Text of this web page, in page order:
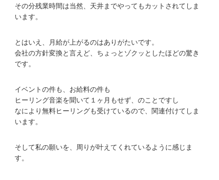
その分残業時間は当然、天井までやってもカットされてしま
います。
とはいえ、月給が上がるのはありがたいです。
会社の方針変換と言えど、ちょっとゾクッとしたほどの驚き
です。
イベントの件も、お給料の件も
ヒーリング音楽を聞いて１ヶ月もせず、のことですし
なにより無料ヒーリングも受けているので、関連付けてしま
います。
そして私の願いを、周りが叶えてくれているように感じま
す。